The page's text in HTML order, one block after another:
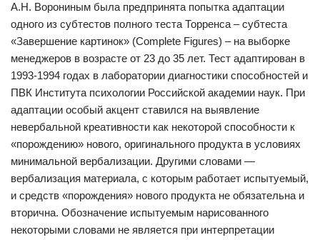
А.Н. Ворониным была предпринята попытка адаптации
одного из субтестов полного теста Торренса – субтеста
«Завершение картинок» (Complete Figures) – на выборке
менеджеров в возрасте от 23 до 35 лет. Тест адаптирован в
1993-1994 годах в лаборатории диагностики способностей и
ПВК Института психологии Российской академии наук. При
адаптации особый акцент ставился на выявление
невербальной креативности как некоторой способности к
«порождению» нового, оригинального продукта в условиях
минимальной вербализации. Другими словами —
вербализация материала, с которым работает испытуемый,
и средств «порождения» нового продукта не обязательна и
вторична. Обозначение испытуемым нарисованного
некоторыми словами не является при интерпретации